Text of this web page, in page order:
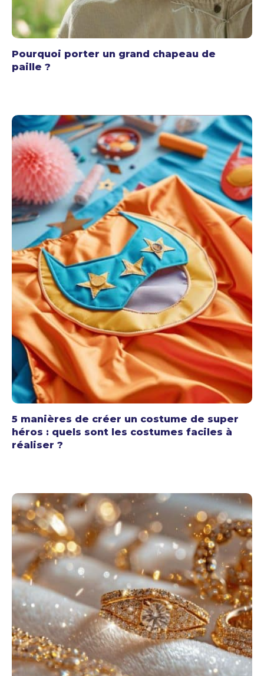
Pourquoi porter un grand chapeau de
paille ?
5 manières de créer un costume de super
héros : quels sont les costumes faciles à
réaliser ?